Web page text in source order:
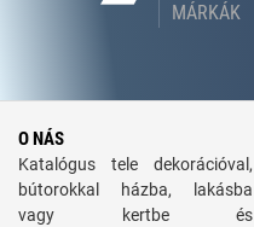
MÁRKÁK
O NÁS
Katalógus tele dekorációval,
bútorokkal házba, lakásba
vagy kertbe és